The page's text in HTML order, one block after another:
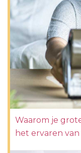
Waarom je
het ervaren